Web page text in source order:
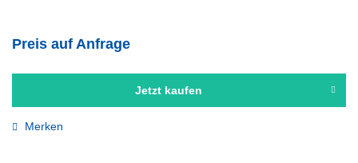
Preis auf Anfrage
Jetzt kaufen
Merken